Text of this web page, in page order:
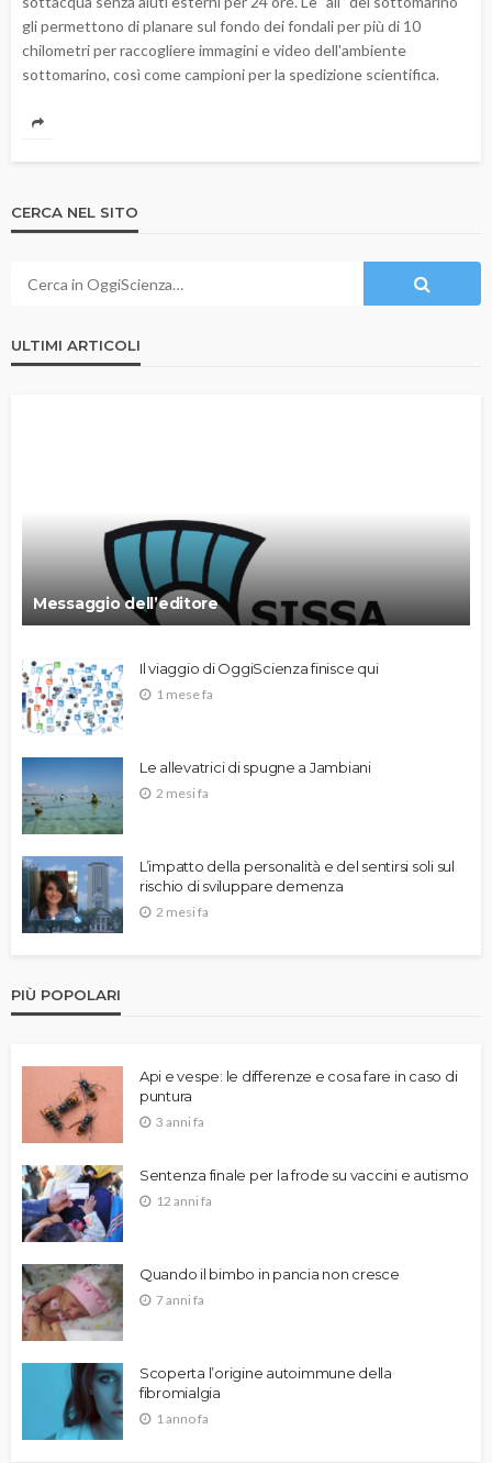
gli permettono di planare sul fondo dei fondali per più di 10
chilometri per raccogliere immagini e video dell'ambiente
sottomarino, così come campioni per la spedizione scientifica.
CERCA NEL SITO
ULTIMI ARTICOLI
Messaggio dell’editore
Il viaggio di OggiScienza finisce qui
1 mese fa
Le allevatrici di spugne a Jambiani
2 mesi fa
L’impatto della personalità e del sentirsi soli sul
rischio di sviluppare demenza
2 mesi fa
PIÙ POPOLARI
Api e vespe: le differenze e cosa fare in caso di
puntura
3 anni fa
Sentenza finale per la frode su vaccini e autismo
12 anni fa
Quando il bimbo in pancia non cresce
7 anni fa
Scoperta l’origine autoimmune della
fibromialgia
1 anno fa